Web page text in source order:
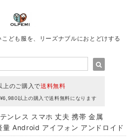
ども服を、リーズナブルにおとどけする
のご購入で送料無料
以上の購入で送料無料になります
ンレス スマホ 丈夫 携帯 金属
Android アイフォン アンドロイド